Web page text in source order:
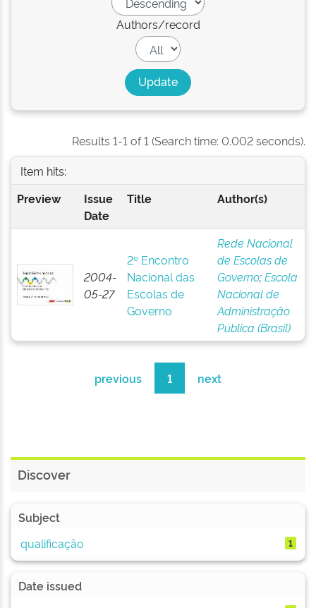
Authors/record
Results 1-1 of 1 (Search time: 0.002 seconds).
Item hits:
Preview
Issue
Date
Title Author(s)
2004-
05-27
2º Encontro
Nacional das
Escolas de
Governo
Rede Nacional
de Escolas de
Governo;Escola
Nacional de
Administração
Pública (Brasil)
previous 1 next
Discover
Subject
qualificação
1
Date issued